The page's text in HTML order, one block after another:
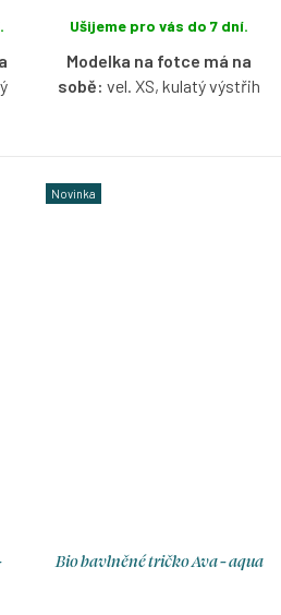
Ušijeme pro vás do 7 dní.
Modelka na fotce má na
sobě: vel. XS, kulatý výstřih
kobaltové barvě s možností
výběru velikosti a výstřihu.
Novinka
Bio bavlněné tričko Ava - aqua